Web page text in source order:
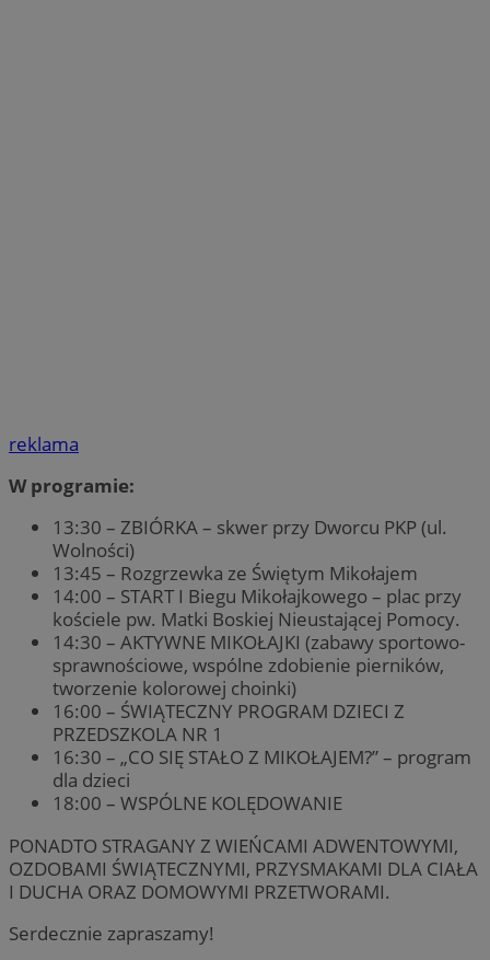
reklama
W programie:
13:30 – ZBIÓRKA – skwer przy Dworcu PKP (ul.
Wolności)
13:45 – Rozgrzewka ze Świętym Mikołajem
14:00 – START I Biegu Mikołajkowego – plac przy
kościele pw. Matki Boskiej Nieustającej Pomocy.
14:30 – AKTYWNE MIKOŁAJKI (zabawy sportowo-
sprawnościowe, wspólne zdobienie pierników,
tworzenie kolorowej choinki)
16:00 – ŚWIĄTECZNY PROGRAM DZIECI Z
PRZEDSZKOLA NR 1
16:30 – „CO SIĘ STAŁO Z MIKOŁAJEM?” – program
dla dzieci
18:00 – WSPÓLNE KOLĘDOWANIE
PONADTO STRAGANY Z WIEŃCAMI ADWENTOWYMI,
OZDOBAMI ŚWIĄTECZNYMI, PRZYSMAKAMI DLA CIAŁA
I DUCHA ORAZ DOMOWYMI PRZETWORAMI.
Serdecznie zapraszamy!